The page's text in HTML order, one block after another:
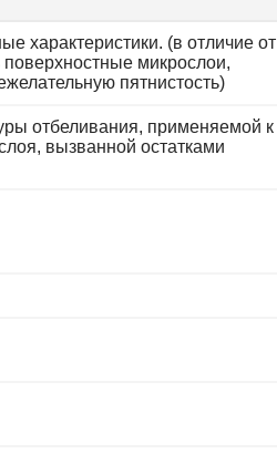
характеристики. (в отличие от
микрослои,
пятнистость)
отбеливания, применяемой к
вызванной остатками